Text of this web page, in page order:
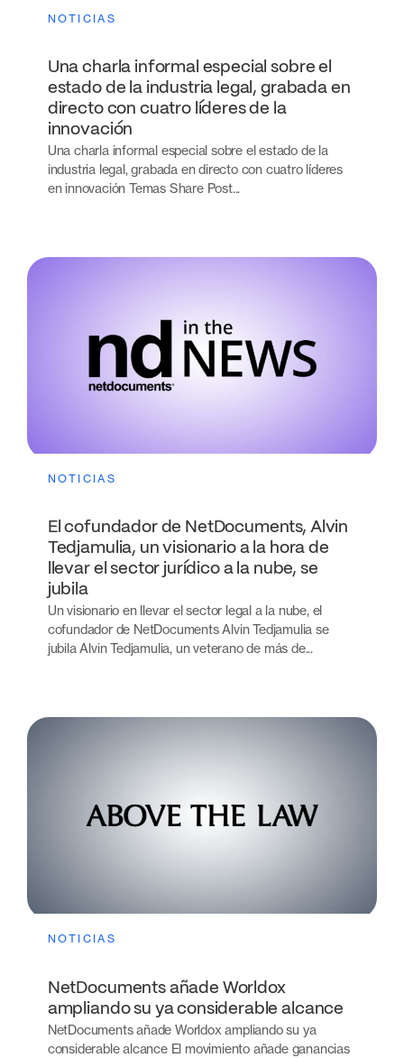
NOTICIAS
Una charla informal especial sobre el
estado de la industria legal, grabada en
directo con cuatro líderes de la
innovación
Una charla informal especial sobre el estado de la
industria legal, grabada en directo con cuatro líderes
en innovación Temas Share Post...
NOTICIAS
El cofundador de NetDocuments, Alvin
Tedjamulia, un visionario a la hora de
llevar el sector jurídico a la nube, se
jubila
Un visionario en llevar el sector legal a la nube, el
cofundador de NetDocuments Alvin Tedjamulia se
jubila Alvin Tedjamulia, un veterano de más de...
NOTICIAS
NetDocuments añade Worldox
ampliando su ya considerable alcance
NetDocuments añade Worldox ampliando su ya
considerable alcance El movimiento añade ganancias